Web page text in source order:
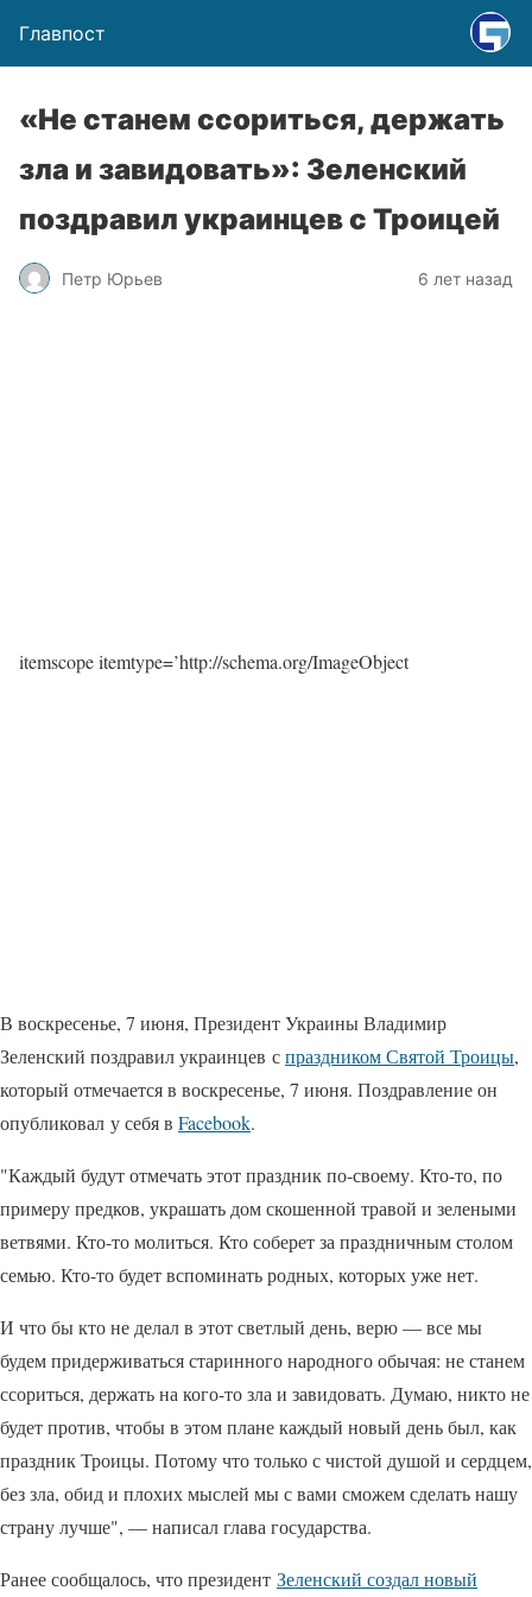
Главпост
«Не станем ссориться, держать
зла и завидовать»: Зеленский
поздравил украинцев с Троицей
Петр Юрьев 6 лет назад
itemscope itemtype=’http://schema.org/ImageObject
В воскресенье, 7 июня, Президент Украины Владимир
Зеленский поздравил украинцев спраздником Святой Троицы,
который отмечается в воскресенье, 7 июня. Поздравление он
опубликовал у себя в Facebook.
"Каждый будут отмечать этот праздник по-своему. Кто-то, по
примеру предков, украшать дом скошенной травой и зелеными
ветвями. Кто-то молиться. Кто соберет за праздничным столом
семью. Кто-то будет вспоминать родных, которых уже нет.
И что бы кто не делал в этот светлый день, верю — все мы
будем придерживаться старинного народного обычая: не станем
ссориться, держать на кого-то зла и завидовать. Думаю, никто не
будет против, чтобы в этом плане каждый новый день был, как
праздник Троицы. Потому что только с чистой душой и сердцем,
без зла, обид и плохих мыслей мы с вами сможем сделать нашу
страну лучше", — написал глава государства.
Ранее сообщалось, что президент Зеленский создал новый